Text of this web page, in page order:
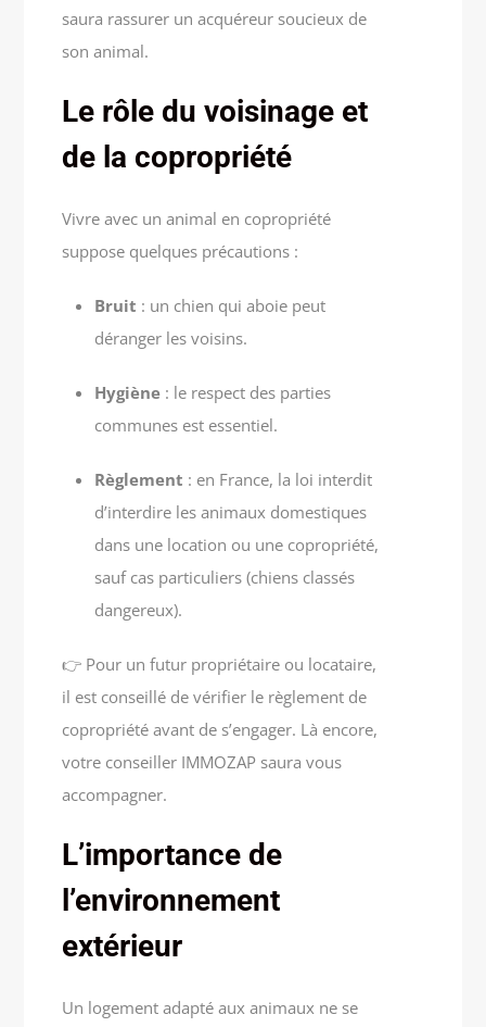
saura rassurer un acquéreur soucieux de
son animal.
Le rôle du voisinage et
de la copropriété
Vivre avec un animal en copropriété
suppose quelques précautions :
Bruit : un chien qui aboie peut
déranger les voisins.
Hygiène : le respect des parties
communes est essentiel.
Règlement : en France, la loi interdit
d’interdire les animaux domestiques
dans une location ou une copropriété,
sauf cas particuliers (chiens classés
dangereux).
👉 Pour un futur propriétaire ou locataire,
il est conseillé de vérifier le règlement de
copropriété avant de s’engager. Là encore,
votre conseiller IMMOZAP saura vous
accompagner.
L’importance de
l’environnement
extérieur
Un logement adapté aux animaux ne se